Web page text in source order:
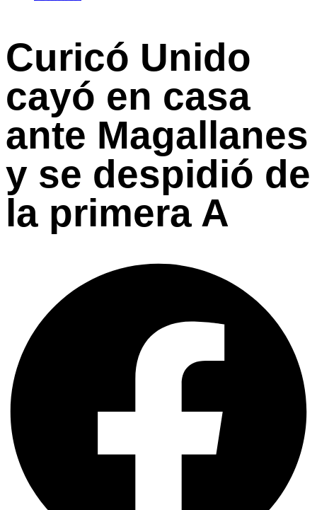
Curicó Unido
cayó en casa
ante Magallanes
y se despidió de
la primera A